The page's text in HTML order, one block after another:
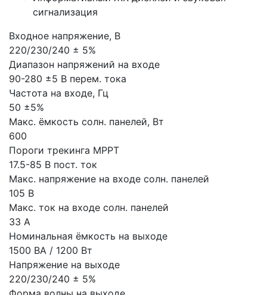
сигнализация
Входное напряжение, В
220/230/240 ± 5%
Диапазон напряжений на входе
90-280 ±5 В перем. тока
Частота на входе, Гц
50 ±5%
Макс. ёмкость солн. панелей, Вт
600
Пороги трекинга MPPT
17.5-85 В пост. ток
Макс. напряжение на входе солн. панелей
105 В
Макс. ток на входе солн. панелей
33 А
Номинальная ёмкость на выходе
1500 ВА / 1200 Вт
Напряжение на выходе
220/230/240 ± 5%